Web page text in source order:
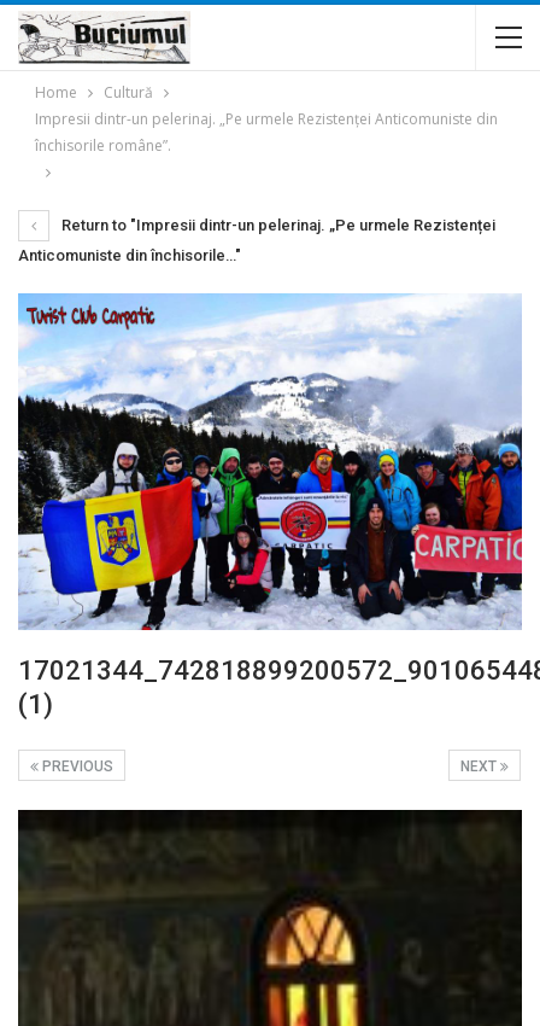
Home
Cultură
Impresii dintr-un pelerinaj. „Pe urmele Rezistenței Anticomuniste din
închisorile române”.
Return to "Impresii dintr-un pelerinaj. „Pe urmele Rezistenței
Anticomuniste din închisorile…"
(1)
NEXT
PREVIOUS